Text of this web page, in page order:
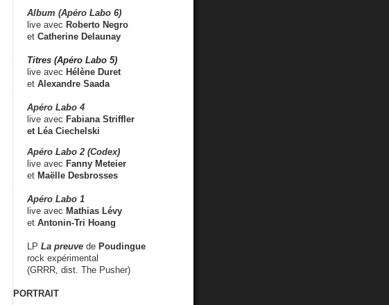
Album (Apéro Labo 6)
live avec Roberto Negro
et Catherine Delaunay
Titres (Apéro Labo 5)
live avec Hélène Duret
et Alexandre Saada
Apéro Labo 4
live avec Fabiana Striffler
et Léa Ciechelski
Apéro Labo 2 (Codex)
live avec Fanny Meteier
et Maëlle Desbrosses
Apéro Labo 1
live avec Mathias Lévy
et Antonin-Tri Hoang
LP La preuve de Poudingue
rock expérimental
(GRRR, dist. The Pusher)
PORTRAIT